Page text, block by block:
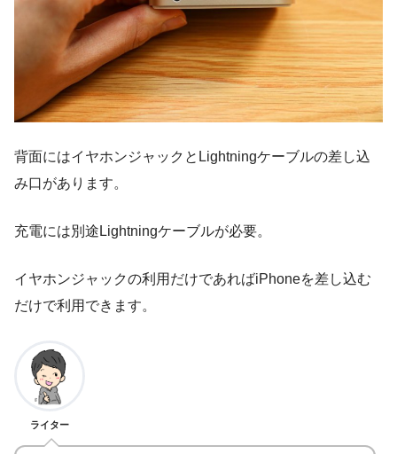
背面にはイヤホンジャックとLightningケーブルの差し込
み口があります。
充電には別途Lightningケーブルが必要。
イヤホンジャックの利用だけであればiPhoneを差し込む
だけで利用できます。
ライター